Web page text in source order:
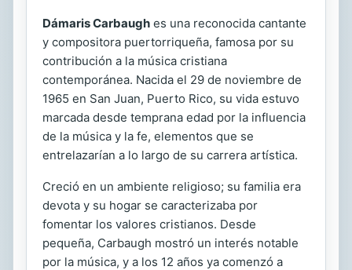
Dámaris Carbaugh es una reconocida cantante
y compositora puertorriqueña, famosa por su
contribución a la música cristiana
contemporánea. Nacida el 29 de noviembre de
1965 en San Juan, Puerto Rico, su vida estuvo
marcada desde temprana edad por la influencia
de la música y la fe, elementos que se
entrelazarían a lo largo de su carrera artística.
Creció en un ambiente religioso; su familia era
devota y su hogar se caracterizaba por
fomentar los valores cristianos. Desde
pequeña, Carbaugh mostró un interés notable
por la música, y a los 12 años ya comenzó a